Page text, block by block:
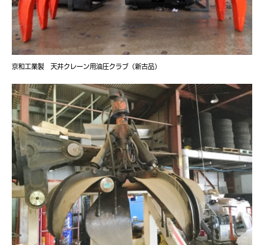
京和工業製 天井クレーン用油圧クラブ（新古品）